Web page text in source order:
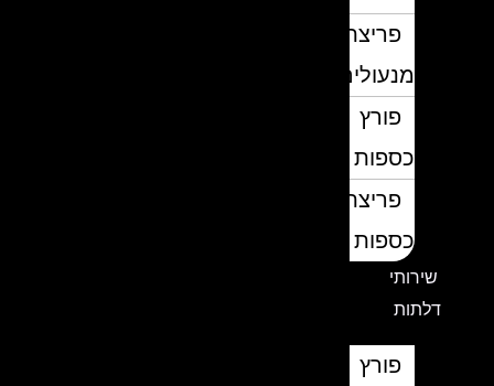
פריצת
מנעולים
פורץ
כספות
פריצת
כספות
שירותי
דלתות
פורץ